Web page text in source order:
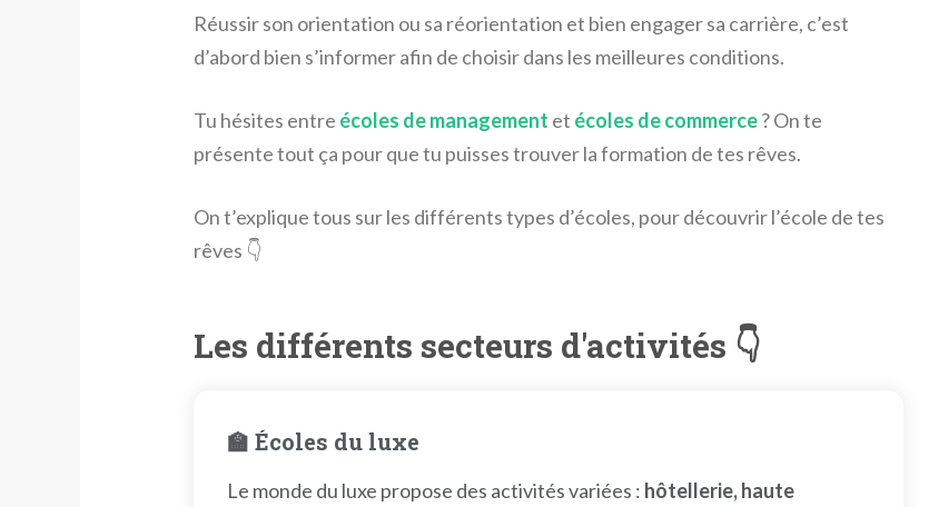
Réussir son orientation ou sa réorientation et bien engager sa carrière, c’est
d’abord bien s’informer afin de choisir dans les meilleures conditions.
Tu hésites entre écoles de management et écoles de commerce? On te
présente tout ça pour que tu puisses trouver la formation de tes rêves.
On t’explique tous sur les différents types d’écoles, pour découvrir l’école de tes
rêves 👇
Les différents secteurs d'activités 👇
🏫 Écoles du luxe
Le monde du luxe propose des activités variées : hôtellerie, haute